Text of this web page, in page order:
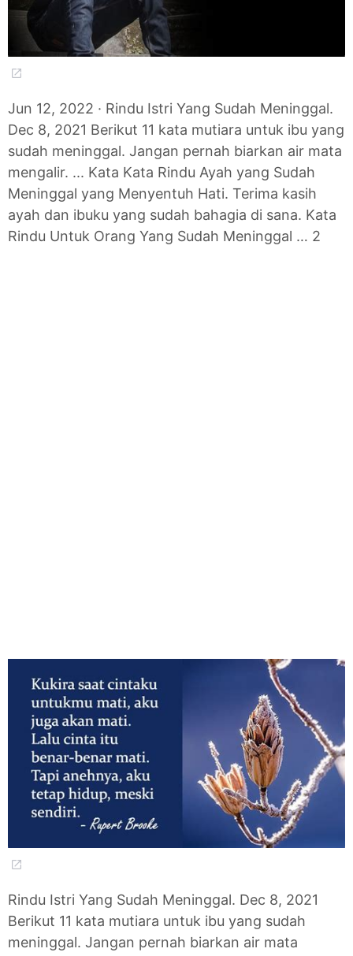
Jun 12, 2022 · Rindu Istri Yang Sudah Meninggal.
Dec 8, 2021 Berikut 11 kata mutiara untuk ibu yang
sudah meninggal. Jangan pernah biarkan air mata
mengalir. ... Kata Kata Rindu Ayah yang Sudah
Meninggal yang Menyentuh Hati. Terima kasih
ayah dan ibuku yang sudah bahagia di sana. Kata
Rindu Untuk Orang Yang Sudah Meninggal … 2
Rindu Istri Yang Sudah Meninggal. Dec 8, 2021
Berikut 11 kata mutiara untuk ibu yang sudah
meninggal. Jangan pernah biarkan air mata